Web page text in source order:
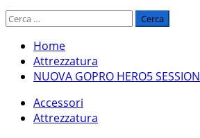
Ricerca
Home
Attrezzatura
NUOVA GOPRO HERO5 SESSION
Accessori
Attrezzatura